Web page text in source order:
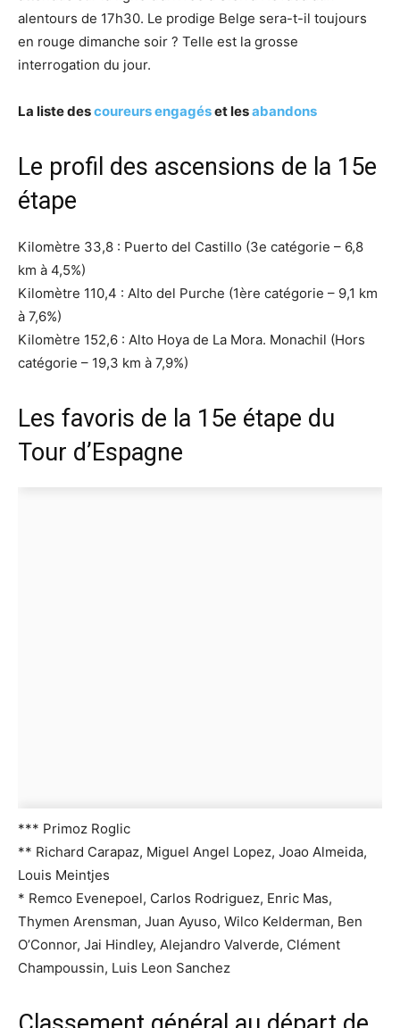
alentours de 17h30. Le prodige Belge sera-t-il toujours
en rouge dimanche soir ? Telle est la grosse
interrogation du jour.
La liste descoureurs engagéset lesabandons
Le profil des ascensions de la 15e
étape
Kilomètre 33,8 : Puerto del Castillo (3e catégorie – 6,8
km à 4,5%)
Kilomètre 110,4 : Alto del Purche (1ère catégorie – 9,1 km
à 7,6%)
Kilomètre 152,6 : Alto Hoya de La Mora. Monachil (Hors
catégorie – 19,3 km à 7,9%)
Les favoris de la 15e étape du
Tour d’Espagne
*** Primoz Roglic
** Richard Carapaz, Miguel Angel Lopez, Joao Almeida,
Louis Meintjes
* Remco Evenepoel, Carlos Rodriguez, Enric Mas,
Thymen Arensman, Juan Ayuso, Wilco Kelderman, Ben
O’Connor, Jai Hindley, Alejandro Valverde, Clément
Champoussin, Luis Leon Sanchez